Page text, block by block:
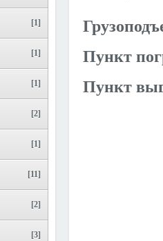
[1]
[1]
[1]
[2]
[1]
[11]
[2]
[3]
Пункт
Пункт